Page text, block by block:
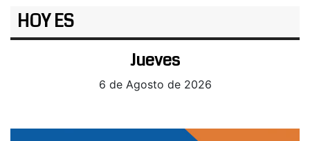
HOY ES
Jueves
6 de Agosto de 2026